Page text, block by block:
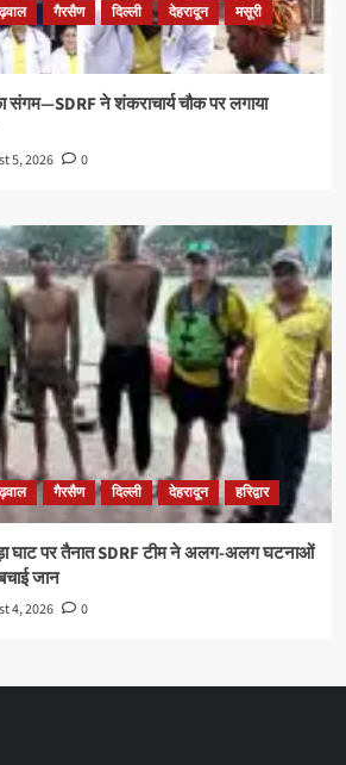
गैरसैण दिल्ली देहरादून
मसूरी
संगम—SDRF ने शंकराचार्य चौक पर लगाया
5, 2026 0
गैरसैण दिल्ली देहरादून हरिद्वार
घाट पर तैनात SDRF टीम ने अलग-अलग घटनाओं
जान
4, 2026 0